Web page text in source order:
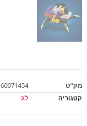
מק"ט
60071454
קטגוריה
לגו